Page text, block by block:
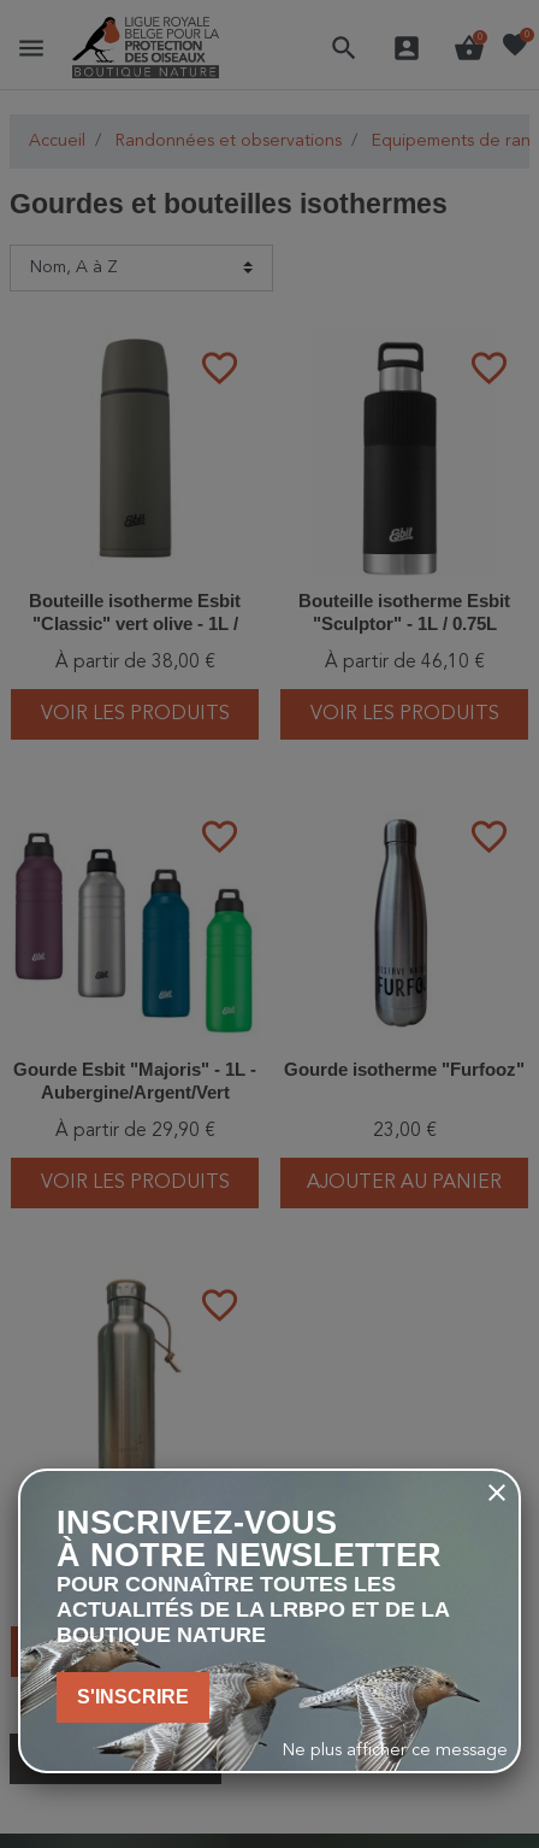
menu search account_box shopping_basket
0 favorite0
Accueil Randonnées et observations Equipements de
Gourdes et bouteilles isothermes
favorite_border
Bouteille isotherme Esbit
"Classic" vert olive - 1L /
À partir de 38,00 €
VOIR LES PRODUITS
favorite_border
Bouteille isotherme Esbit
"Sculptor" - 1L / 0.75L
À partir de 46,10 €
VOIR LES PRODUITS
favorite_border
Gourde Esbit "Majoris" - 1L -
Aubergine/Argent/Vert
pomme/Bleu polaire
À partir de 29,90 €
VOIR LES PRODUITS
favorite_border
Gourde isotherme "Furfooz"
23,00 €
AJOUTER AU PANIER
favorite_border
Swarovski - Gourde
isotherme - WB
50,00 €
AJOUTER AU PANIER
RETOUR EN HAUT
INSCRIVEZ-VOUS
À NOTRE NEWSLETTER
POUR CONNAÎTRE TOUTES LES
ACTUALITÉS DE LA LRBPO ET DE LA
BOUTIQUE NATURE
S'INSCRIRE
Ne plus afficher ce message